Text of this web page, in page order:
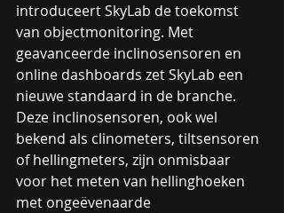
introduceert SkyLab de toekomst
van objectmonitoring. Met
geavanceerde inclinosensoren en
online dashboards zet SkyLab een
nieuwe standaard in de branche.
Deze inclinosensoren, ook wel
bekend als clinometers, tiltsensoren
of hellingmeters, zijn onmisbaar
voor het meten van hellinghoeken
met ongeëvenaarde